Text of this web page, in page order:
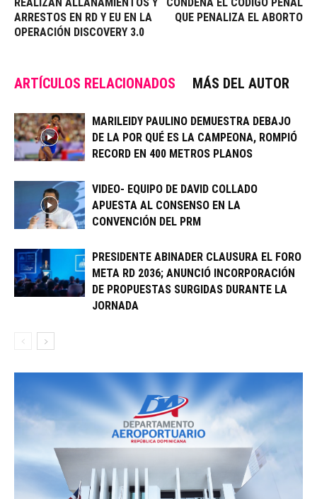
ARRESTOS EN RD Y EU EN LA
OPERACIÓN DISCOVERY 3.0
QUE PENALIZA EL ABORTO
ARTÍCULOS RELACIONADOS MÁS DEL AUTOR
MARILEIDY PAULINO DEMUESTRA DEBAJO
DE LA POR QUÉ ES LA CAMPEONA, ROMPIÓ
RECORD EN 400 METROS PLANOS
VIDEO- EQUIPO DE DAVID COLLADO
APUESTA AL CONSENSO EN LA
CONVENCIÓN DEL PRM
PRESIDENTE ABINADER CLAUSURA EL FORO
META RD 2036; ANUNCIÓ INCORPORACIÓN
DE PROPUESTAS SURGIDAS DURANTE LA
JORNADA